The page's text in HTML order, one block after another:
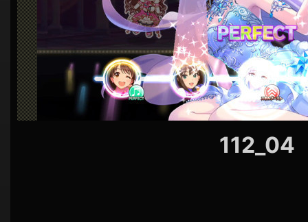
112_04